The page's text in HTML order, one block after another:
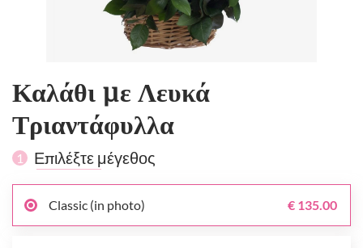
Καλάθι με Λευκά
Τριαντάφυλλα
1 Επιλέξτε μέγεθος
Classic (in photo) € 135.00